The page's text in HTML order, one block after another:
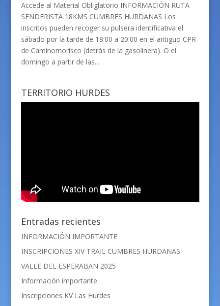
Accede al Material Obliglatorio INFORMACIÓN RUTA
SENDERISTA 18KMS CUMBRES HURDANAS Los
inscritos pueden recoger su pulsera identificativa el
sábado por la tarde de 18:00 a 20:00 en el antiguo CPR
de Caminomorisco (detrás de la gasolinera). O el
domingo a partir de las...
TERRITORIO HURDES
Entradas recientes
INFORMACIÓN IMPORTANTE
INSCRIPCIONES XIV TRAIL CUMBRES HURDANAS
VALLE DEL ESPERABAN 2025
Información importante
Inscripciones KV Las Hurdes